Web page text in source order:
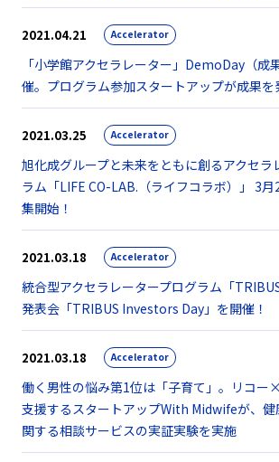
2021.04.21 Accelerator
「小学館アクセラレーター」DemoDay（成
催。プログラム参加スタートアップが成果を
2021.03.25 Accelerator
旭化成グループと未来をともに創るアクセラ
ラム「LIFE CO-LAB.（ライフコラボ）」 3
集開始！
2021.03.18 Accelerator
統合型アクセラレータープログラム「
発表会「TRIBUS Investors Day」を開催！
2021.03.18 Accelerator
働く男性の悩み第1位は「子育て」。リコ
支援するスタートアップWith Midwifeが、健
関する相談サービスの実証実験を実施